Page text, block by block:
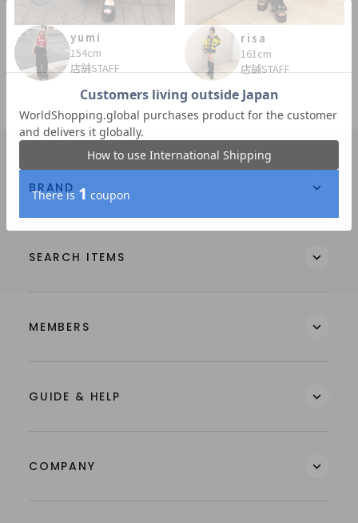
yumi
154cm
店舗STAFF
risa
161cm
店舗STAFF
BRAND
SEARCH ITEMS
MEMBERS
GUIDE & HELP
COMPANY